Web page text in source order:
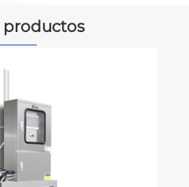
productos